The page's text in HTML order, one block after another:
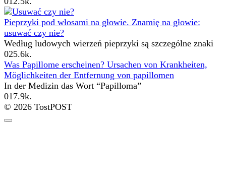
Pieprzyki pod włosami na głowie. Znamię na głowie:
usuwać czy nie?
Według ludowych wierzeń pieprzyki są szczególne znaki
025.6k.
Was Papillome erscheinen? Ursachen von Krankheiten,
Möglichkeiten der Entfernung von papillomen
In der Medizin das Wort “Papilloma”
017.9k.
© 2026 TostPOST